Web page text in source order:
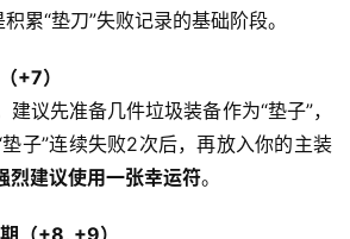
累“垫刀”失败记录的基础阶段。
+7）
议先准备几件垃圾装备作为“垫子”，
子”连续失败2次后，再放入你的主装
烈建议使用一张幸运符。
（+8, +9）